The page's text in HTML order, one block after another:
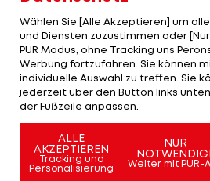
höchste Auszeichnung
Spitzenleistungen. "Das
etwas Besonderes, das man
bekommt, vielleicht sogar nur
gibt ein stolzer Vettel zu
Mehr zum Thema
Wählen Sie [Alle Akzeptieren] um
und Diensten zuzustimmen oder [Nur
PUR Modus, ohne Tracking uns
Werbung fortzufahren. Sie können
individuelle Auswahl zu treffen. Sie
jederzeit über den Button links unten
der Fußzeile anpassen.
ALLE
AKZEPTIEREN
Tracking und
Personalisierung
NUR
Weiter mit PUR-